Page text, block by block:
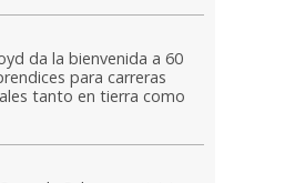
da la bienvenida a 60
para carreras
tanto en tierra como